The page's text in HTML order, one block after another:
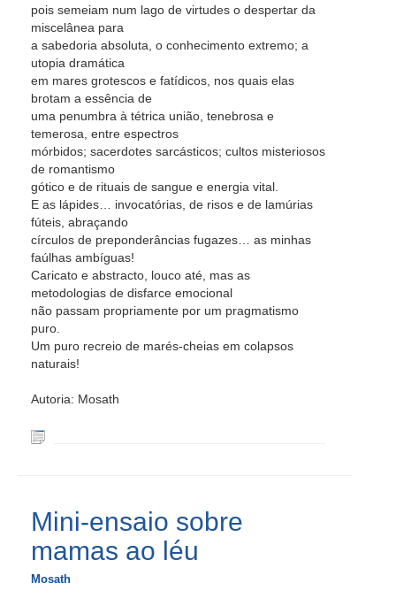
pois semeiam num lago de virtudes o despertar da
miscelânea para
a sabedoria absoluta, o conhecimento extremo; a
utopia dramática
em mares grotescos e fatídicos, nos quais elas
brotam a essência de
uma penumbra à tétrica união, tenebrosa e
temerosa, entre espectros
mórbidos; sacerdotes sarcásticos; cultos misteriosos
de romantismo
gótico e de rituais de sangue e energia vital.
E as lápides… invocatórias, de risos e de lamúrias
fúteis, abraçando
círculos de preponderâncias fugazes… as minhas
faúlhas ambíguas!
Caricato e abstracto, louco até, mas as
metodologias de disfarce emocional
não passam propriamente por um pragmatismo
puro.
Um puro recreio de marés-cheias em colapsos
naturais!
Autoria: Mosath
Mini-ensaio sobre
mamas ao léu
Mosath